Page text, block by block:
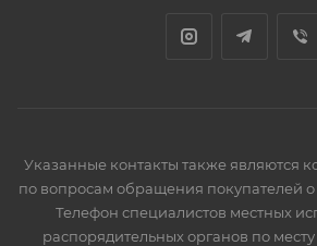
Указанные контакты также являются
по вопросам обращения покупателей
Телефон специалистов местных
распорядительных органов по